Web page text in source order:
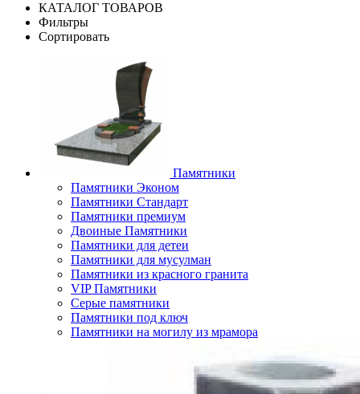
КАТАЛОГ ТОВАРОВ
Фильтры
Сортировать
Памятники
Памятники Эконом
Памятники Стандарт
Памятники премиум
Двоиные Памятники
Памятники для детеи
Памятники для мусулман
Памятники из красного гранита
VIP Памятники
Серые памятники
Памятники под ключ
Памятники на могилу из мрамора